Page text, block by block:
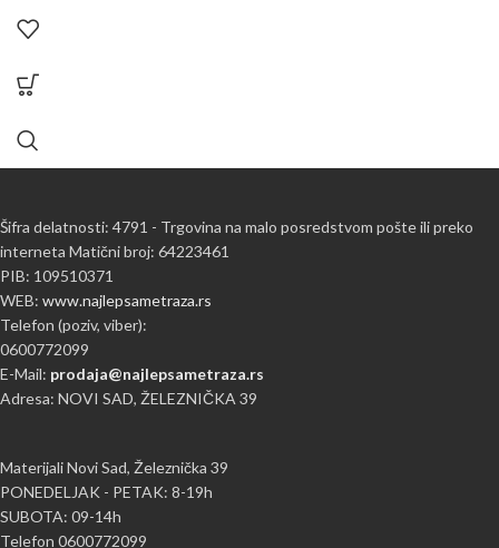
Šifra delatnosti: 4791 - Trgovina na malo posredstvom pošte ili preko
interneta Matični broj: 64223461
PIB: 109510371
WEB: www.najlepsametraza.rs
Telefon (poziv, viber):
0600772099
E-Mail: prodaja@najlepsametraza.rs
Adresa: NOVI SAD, ŽELEZNIČKA 39
Materijali Novi Sad, Železnička 39
PONEDELJAK - PETAK: 8-19h
SUBOTA: 09-14h
Telefon 0600772099